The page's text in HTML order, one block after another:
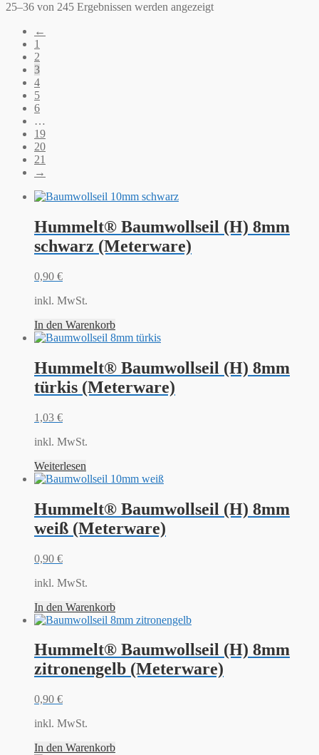
25–36 von 245 Ergebnissen werden angezeigt
←
1
2
3
4
5
6
…
19
20
21
→
Hummelt® Baumwollseil (H) 8mm
schwarz (Meterware)
0,90 €
inkl. MwSt.
In den Warenkorb
Hummelt® Baumwollseil (H) 8mm
türkis (Meterware)
1,03 €
inkl. MwSt.
Weiterlesen
Hummelt® Baumwollseil (H) 8mm
weiß (Meterware)
0,90 €
inkl. MwSt.
In den Warenkorb
Hummelt® Baumwollseil (H) 8mm
zitronengelb (Meterware)
0,90 €
inkl. MwSt.
In den Warenkorb